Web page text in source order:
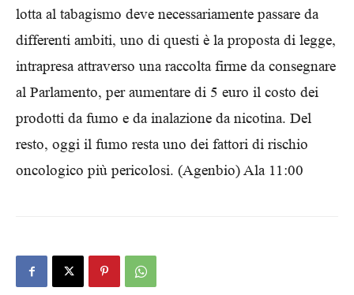
lotta al tabagismo deve necessariamente passare da
differenti ambiti, uno di questi è la proposta di legge,
intrapresa attraverso una raccolta firme da consegnare
al Parlamento, per aumentare di 5 euro il costo dei
prodotti da fumo e da inalazione da nicotina. Del
resto, oggi il fumo resta uno dei fattori di rischio
oncologico più pericolosi. (Agenbio) Ala 11:00